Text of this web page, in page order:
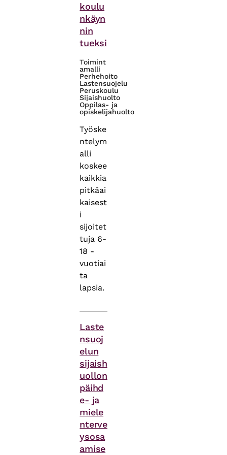
koulu
nkäyn
nin
tueksi
Toimint
amalli
Perhehoito
Lastensuojelu
Peruskoulu
Sijaishuolto
Oppilas- ja
opiskelijahuolto
Työske
ntelym
alli
koskee
kaikkia
pitkäai
kaisest
i
sijoitet
tuja 6-
18 -
vuotiai
ta
lapsia.
Laste
nsuoj
elun
sijaish
uollon
päihd
e- ja
miele
nterve
ysosa
amise